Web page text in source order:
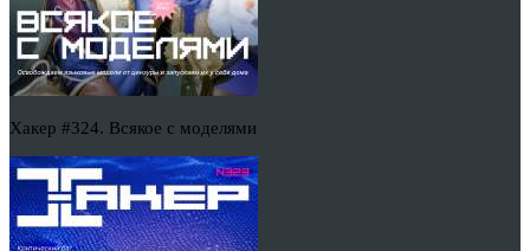
Хакер #324. Всякое с моделями